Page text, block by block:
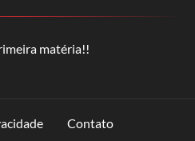
matéria!!
Contato